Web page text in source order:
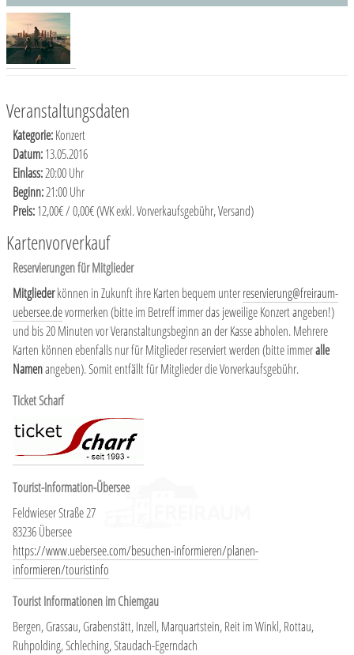
Veranstaltungsdaten
Kategorie:Konzert
Datum:13.05.2016
Einlass:20:00 Uhr
Beginn:21:00 Uhr
Preis:12,00€ / 0,00€ (VVK exkl. Vorverkaufsgebühr, Versand)
Kartenvorverkauf
Reservierungen für Mitglieder
Mitgliederkönnen in Zukunft ihre Karten bequem unterreservierung@freiraum-
uebersee.devormerken (bitte im Betreff immer das jeweilige Konzert angeben!)
und bis 20 Minuten vor Veranstaltungsbeginn an der Kasse abholen. Mehrere
Karten können ebenfalls nur für Mitglieder reserviert werden (bitte immeralle
Namenangeben). Somit entfällt für Mitglieder die Vorverkaufsgebühr.
Ticket Scharf
Tourist-Information-Übersee
Feldwieser Straße 27
83236 Übersee
https://www.uebersee.com/besuchen-informieren/planen-
informieren/touristinfo
Tourist Informationen im Chiemgau
Bergen, Grassau, Grabenstätt, Inzell, Marquartstein, Reit im Winkl, Rottau,
Ruhpolding, Schleching, Staudach-Egerndach